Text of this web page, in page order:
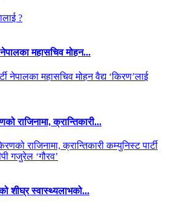
नेपालका महासचिव मोहन...
राजिनामा, क्रान्तिकारी...
शीघ्र स्वास्थ्यलाभको...